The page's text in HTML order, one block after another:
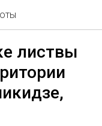
листвы